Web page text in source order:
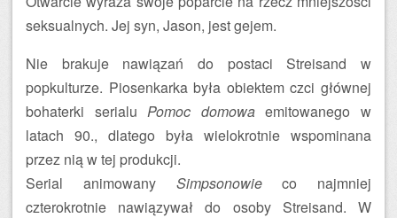
seksualnych. Jej syn, Jason, jest gejem.
Nie brakuje nawiązań do postaci Streisand w
popkulturze. Piosenkarka była obiektem czci głównej
bohaterki serialuPomoc domowaemitowanego w
latach 90., dlatego była wielokrotnie wspominana
przez nią w tej produkcji.
Serial animowany Simpsonowieco najmniej
czterokrotnie nawiązywał do osoby Streisand. W